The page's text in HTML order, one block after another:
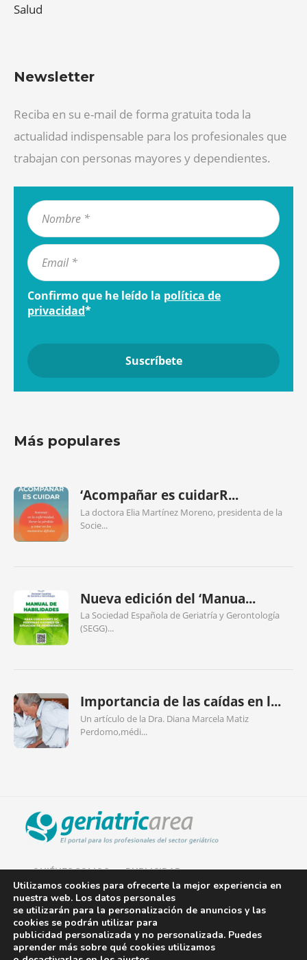
Salud
Newsletter
Reciba en su e-mail de forma gratuita toda la
actualidad indispensable para los profesionales que
trabajan con personas mayores y dependientes.
Confirmo que he leído la política de
privacidad*
Más populares
‘Acompañar es cuidarR...
La doctora Elia Martínez Moreno, presidenta de la
Socie...
Nueva edición del ‘Manua...
La Sociedad Española de Geriatría y Gerontología
(SEGG)...
Importancia de las caídas en l...
Un artículo de la Dra. Diana Marcela Matiz
Perdomo,médi...
QUIÉNES SOMOS PUBLICIDAD
AVISO LEGAL
POLÍTICA DE COOKIES
POLÍTICA DE PRIVACIDAD
Utilizamos cookies para ofrecerte la mejor experiencia en
nuestra web. Los datos personales
se utilizarán para la personalización de anuncios y las
cookies se podrán utilizar para
publicidad personalizada y no personalizada. Puedes
aprender más sobre qué cookies utilizamos